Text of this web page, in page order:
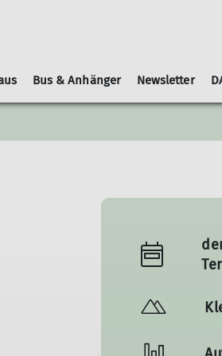
Gruppen
Geschäftsordnung
Schwierigkeitsbewertungen
Kooperationspartner
Bus & Anhänger Newsletter